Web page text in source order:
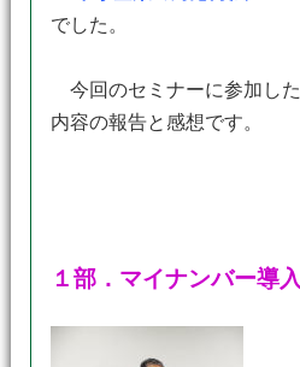
でした。
今回のセミナーに参加し
内容の報告と感想です。
１部．マイナンバー導